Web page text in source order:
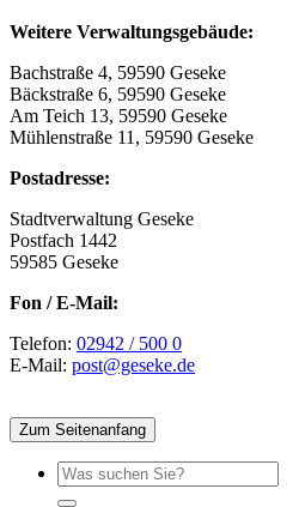
Weitere Verwaltungsgebäude:
Bachstraße 4, 59590 Geseke
Bäckstraße 6, 59590 Geseke
Am Teich 13, 59590 Geseke
Mühlenstraße 11, 59590 Geseke
Postadresse:
Stadtverwaltung Geseke
Postfach 1442
59585 Geseke
Fon / E-Mail:
Telefon: 02942 / 500 0
E-Mail: post@geseke.de
Zum Seitenanfang